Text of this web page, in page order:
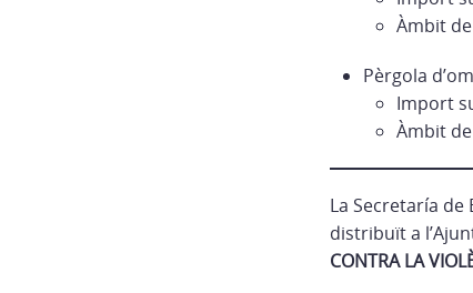
Àmbit de
Pèrgola
Import
Àmbit de
La Secretaría
distribuït a
CONTRA LA